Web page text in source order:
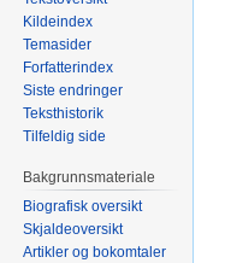
Kildeindex
Temasider
Forfatterindex
Siste endringer
Teksthistorik
Tilfeldig side
Bakgrunnsmateriale
Biografisk oversikt
Skjaldeoversikt
Artikler og bokomtaler